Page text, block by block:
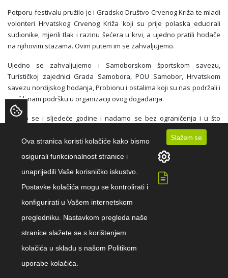
Potporu festivalu pružilo je i Gradsko Društvo Crvenog Križa te mladi
volonteri Hrvatskog Crvenog Križa koji su prije polaska educirali
sudionike, mjerili tlak i razinu šećera u krvi, a ujedno pratili hodače
na njihovim stazama. Ovim putem im se zahvaljujemo.
Ujedno se zahvaljujemo i Samoborskom športskom savezu,
Turističkoj zajednici Grada Samobora, POU Samobor, Hrvatskom
savezu nordijskog hodanja, Probionu i ostalima koji su nas podržali i
pružili nam podršku u organizaciji ovog događanja.
Vidimo se i sljedeće godine i nadamo se bez ograničenja i u što
Počnite vježbati već
danas!
Ova stranica koristi kolačiće kako bismo
osigurali funkcionalnost stranice i
unaprijedili Vaše korisničko iskustvo.
Postavke kolačića mogu se kontrolirati i
konfigurirati u Vašem internetskom
pregledniku. Nastavkom pregleda naše
stranice slažete se s korištenjem
kolačića u skladu s našom Politikom
uporabe kolačića.
Slažem se